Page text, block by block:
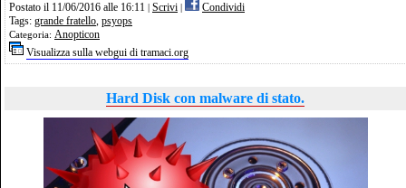
Postato il 11/06/2016 alle 16:11 Scrivi
Condividi
Tags: grande fratello, psyops
Categoria: Anopticon
Visualizza sulla webgui di tramaci.org
Hard Disk con malware di stato.